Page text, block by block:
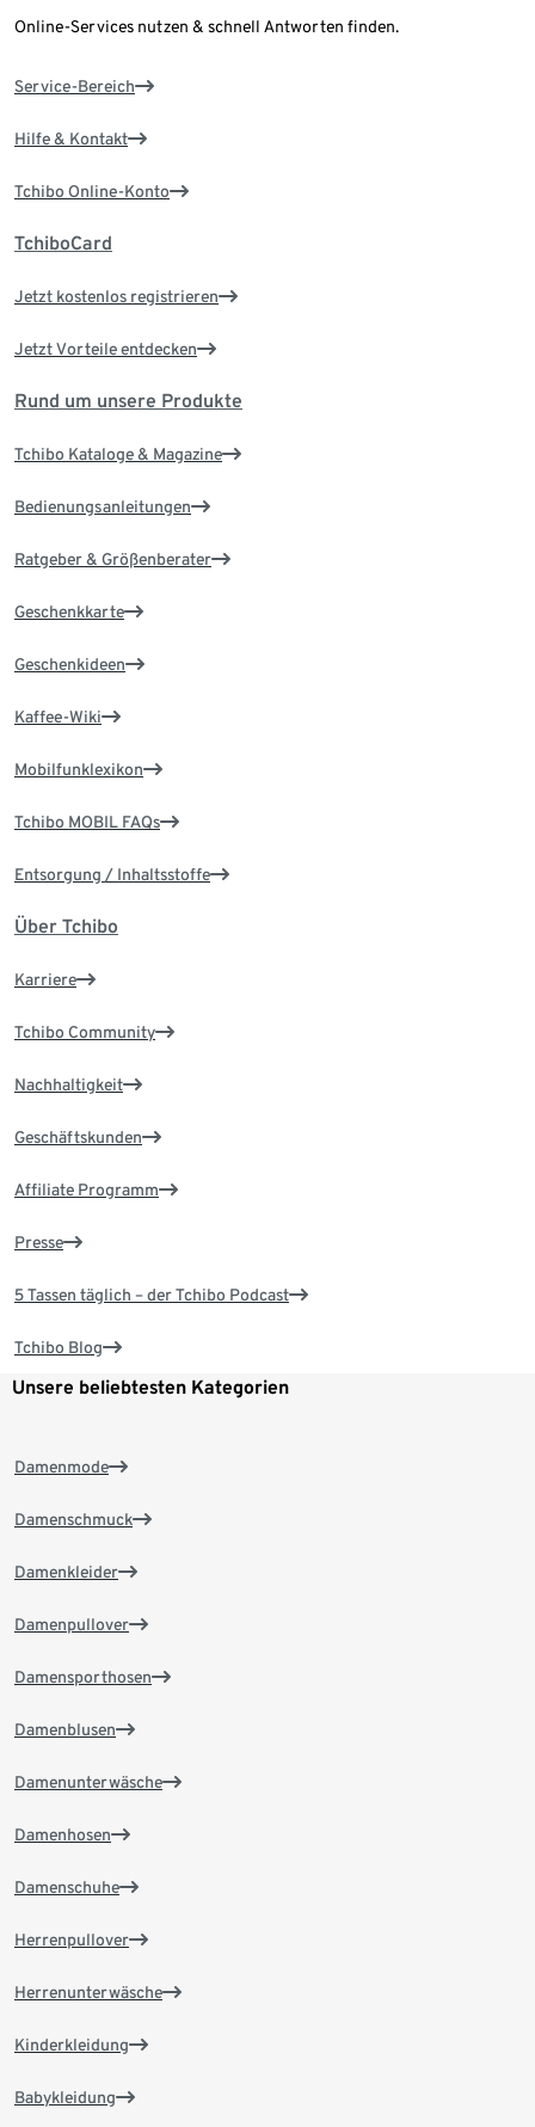
Online-Services nutzen & schnell Antworten finden.
Service-Bereich
Hilfe & Kontakt
Tchibo Online-Konto
TchiboCard
Jetzt kostenlos registrieren
Jetzt Vorteile entdecken
Rund um unsere Produkte
Tchibo Kataloge & Magazine
Bedienungsanleitungen
Ratgeber & Größenberater
Geschenkkarte
Geschenkideen
Kaffee-Wiki
Mobilfunklexikon
Tchibo MOBIL FAQs
Entsorgung / Inhaltsstoffe
Über Tchibo
Karriere
Tchibo Community
Nachhaltigkeit
Geschäftskunden
Affiliate Programm
Presse
5 Tassen täglich – der Tchibo Podcast
Tchibo Blog
Unsere beliebtesten Kategorien
Damenmode
Damenschmuck
Damenkleider
Damenpullover
Damensporthosen
Damenblusen
Damenunterwäsche
Damenhosen
Damenschuhe
Herrenpullover
Herrenunterwäsche
Kinderkleidung
Babykleidung